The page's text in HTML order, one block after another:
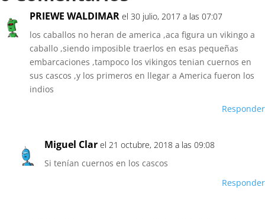
PRIEWE WALDIMAR el 30 julio, 2017 a las 07:07
los caballos no heran de america ,aca figura un vikingo a
caballo ,siendo imposible traerlos en esas pequeñas
embarcaciones ,tampoco los vikingos tenian cuernos en
sus cascos ,y los primeros en llegar a America fueron los
indios
Responder
Miguel Clar el 21 octubre, 2018 a las 09:08
Si tenían cuernos en los cascos
Responder